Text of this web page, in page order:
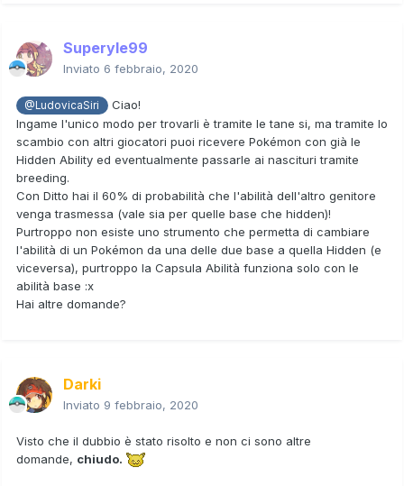
Superyle99
Inviato 6 febbraio, 2020
@LudovicaSiri
Ciao!
Ingame l'unico modo per trovarli è tramite le tane si, ma tramite lo
scambio con altri giocatori puoi ricevere Pokémon con già le
Hidden Ability ed eventualmente passarle ai nascituri tramite
breeding.
Con Ditto hai il 60% di probabilità che l'abilità dell'altro genitore
venga trasmessa (vale sia per quelle base che hidden)!
Purtroppo non esiste uno strumento che permetta di cambiare
l'abilità di un Pokémon da una delle due base a quella Hidden (e
viceversa), purtroppo la Capsula Abilità funziona solo con le
abilità base :x
Hai altre domande?
Darki
Inviato 9 febbraio, 2020
Visto che il dubbio è stato risolto e non ci sono altre
domande, chiudo.